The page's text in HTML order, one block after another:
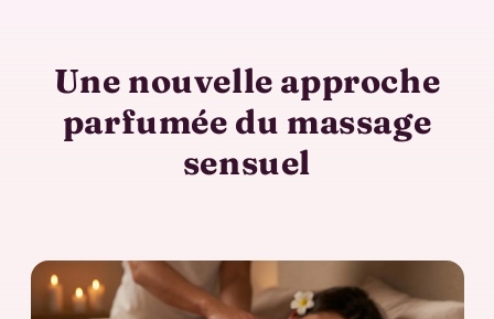
Une nouvelle approche
parfumée du massage
sensuel